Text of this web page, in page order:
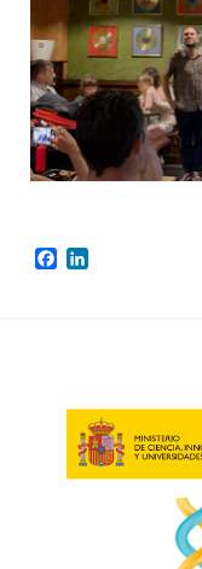
Facebook